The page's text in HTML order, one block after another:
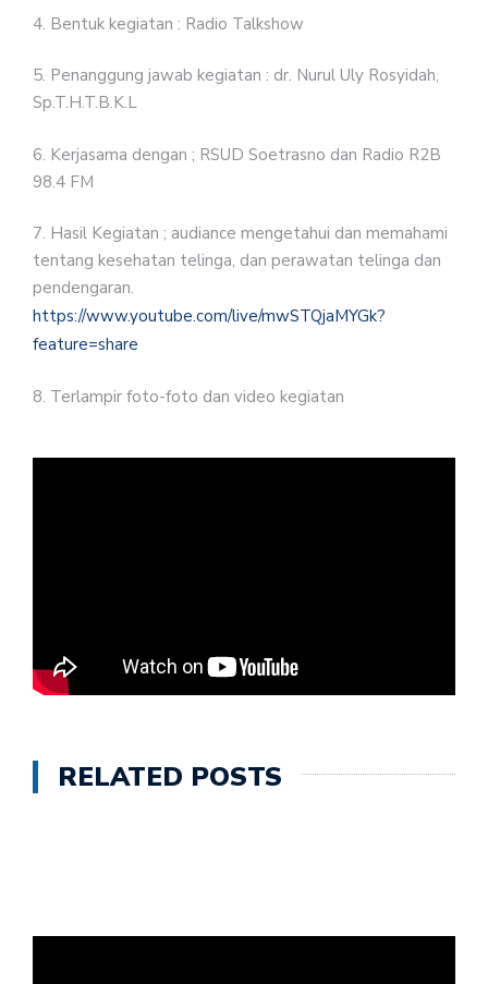
4. Bentuk kegiatan : Radio Talkshow
5. Penanggung jawab kegiatan : dr. Nurul Uly Rosyidah,
Sp.T.H.T.B.K.L
6. Kerjasama dengan ; RSUD Soetrasno dan Radio R2B
98.4 FM
7. Hasil Kegiatan ; audiance mengetahui dan memahami
tentang kesehatan telinga, dan perawatan telinga dan
pendengaran.
https://www.youtube.com/live/mwSTQjaMYGk?
feature=share
8. Terlampir foto-foto dan video kegiatan
RELATED POSTS